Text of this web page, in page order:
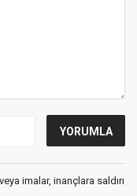
imalar, inançlara saldırı